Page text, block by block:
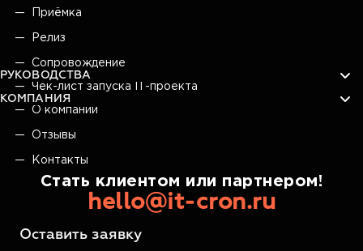
Приёмка
Релиз
Сопровождение
РУКОВОДСТВА
Чек-лист запуска IT-проекта
КОМПАНИЯ
О компании
Отзывы
Контакты
Стать клиентом или партнером!
hello@it-cron.ru
Оставить заявку